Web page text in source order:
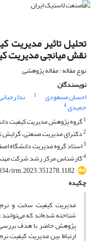
تحلیل تاثیر مدیریت
نقش میانجی
نوع مقاله : مقاله پژوهشی
نویسندگان
احسان مسعودی
1 ندا
حمیدی4
1گروه پژوهش مدیریت کیفیت
2دکترای مدیریت صنعتی، گرایش
3استاد گروه مدیریت دانشگاه
4کارشناس مرکز رشد شرکت
irm.2023.351278.1182
چکیده
مدیریت کیفیت سخت و نرم
شناخته شده‌اند که
پژوهش حاضر با هدف
ارتباط بین مدیریت کیفیت